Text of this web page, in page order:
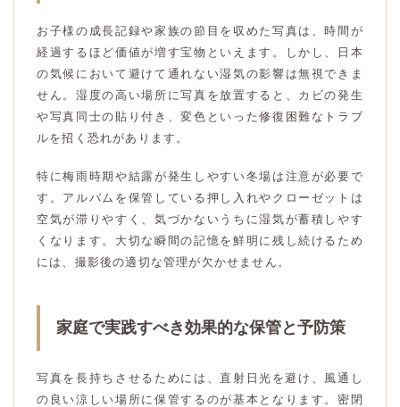
お子様の成長記録や家族の節目を収めた写真は、時間が
経過するほど価値が増す宝物といえます。しかし、日本
の気候において避けて通れない湿気の影響は無視できま
せん。湿度の高い場所に写真を放置すると、カビの発生
や写真同士の貼り付き、変色といった修復困難なトラブ
ルを招く恐れがあります。
特に梅雨時期や結露が発生しやすい冬場は注意が必要で
す。アルバムを保管している押し入れやクローゼットは
空気が滞りやすく、気づかないうちに湿気が蓄積しやす
くなります。大切な瞬間の記憶を鮮明に残し続けるため
には、撮影後の適切な管理が欠かせません。
家庭で実践すべき効果的な保管と予防策
写真を長持ちさせるためには、直射日光を避け、風通し
の良い涼しい場所に保管するのが基本となります。密閉